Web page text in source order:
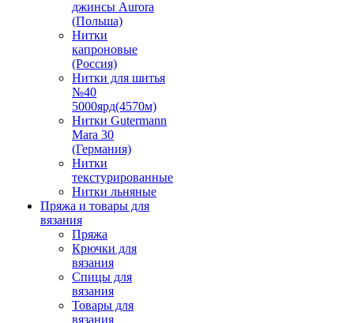
джинсы Aurora
(Польша)
Нитки
капроновые
(Россия)
Нитки для шитья
№40
5000ярд(4570м)
Нитки Gutermann
Mara 30
(Германия)
Нитки
текстурированные
Нитки льняные
Пряжа и товары для
вязания
Пряжа
Крючки для
вязания
Спицы для
вязания
Товары для
вязания